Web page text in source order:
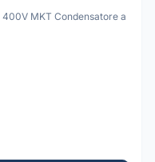
MKT Condensatore a